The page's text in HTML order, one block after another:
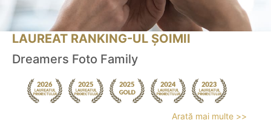
LAUREAT RANKING-UL ȘOIMII
Dreamers Foto Family
Arată mai multe >>